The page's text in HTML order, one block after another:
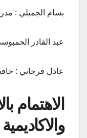
بسام الجميلي :
عبد القادر
عادل فرجاني :
الاهتمام
والاكاديمية